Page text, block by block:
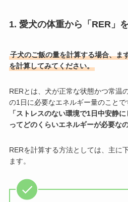
1. 愛犬の体重から「RER」
子犬のご飯の量を計算する場合、ま
を計算してみてください。
RERとは、犬が正常な状態かつ常温
の1日に必要なエネルギー量のことで
「ストレスのない環境で1日中安静
ってどのくらいエネルギーが必要な
RERを計算する方法としては、主に
ます。